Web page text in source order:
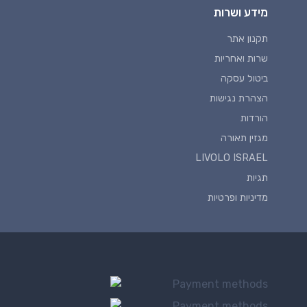
מידע ושרות
תקנון אתר
שרות ואחריות
ביטול עסקה
הצהרת נגישות
הורדות
מגזין תאורה
LIVOLO ISRAEL
תגיות
מדיניות ופרטיות